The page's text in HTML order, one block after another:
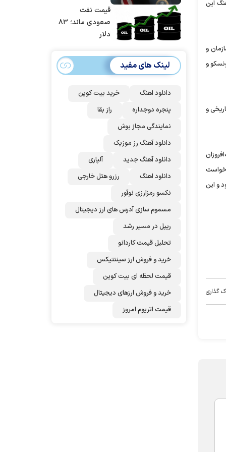
این
و
و
و
خواست
و این
گذاری
حسابی می‌کوبیم |
برای بزرگ‌ترین
حمله آماده بودیم
است، درست
است؟
قیمت نفت
صعودی ماند؛ ۸۳
دلار
لینک های مفید
دانلود اهنگ
خرید بیت کوین
پنجره دوجداره
راز بقا
نمایندگی مجاز بوش
دانلود آهنگ رز‌ موزیک
دانلود آهنگ جدید
آلپاری
دانلود اهنگ
رزرو هتل خارجی
نکسو رمزارزی نوآور
مسموم سازی آدرس های ارز دیجیتال
ریپل در مسیر رشد
تحلیل قیمت کاردانو
خرید و فروش ارز سینتتیکس
قیمت لحظه ای بیت کوین
خرید و فروش ارزهای دیجیتال
قیمت اتریوم امروز